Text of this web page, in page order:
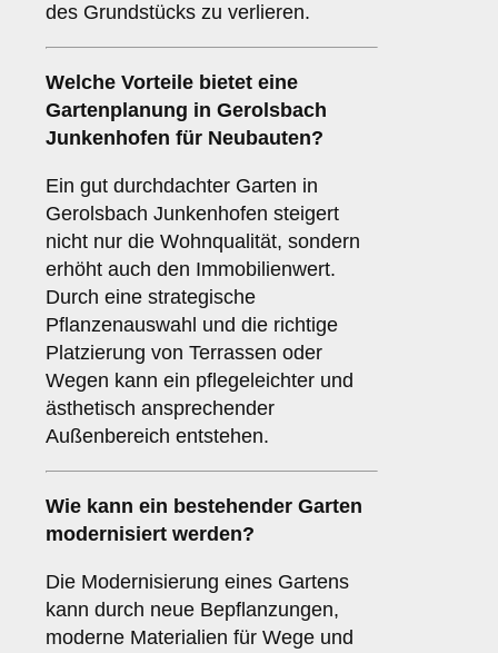
des Grundstücks zu verlieren.
Welche Vorteile bietet eine
Gartenplanung in Gerolsbach
Junkenhofen für Neubauten?
Ein gut durchdachter Garten in
Gerolsbach Junkenhofen steigert
nicht nur die Wohnqualität, sondern
erhöht auch den Immobilienwert.
Durch eine strategische
Pflanzenauswahl und die richtige
Platzierung von Terrassen oder
Wegen kann ein pflegeleichter und
ästhetisch ansprechender
Außenbereich entstehen.
Wie kann ein bestehender Garten
modernisiert werden?
Die Modernisierung eines Gartens
kann durch neue Bepflanzungen,
moderne Materialien für Wege und